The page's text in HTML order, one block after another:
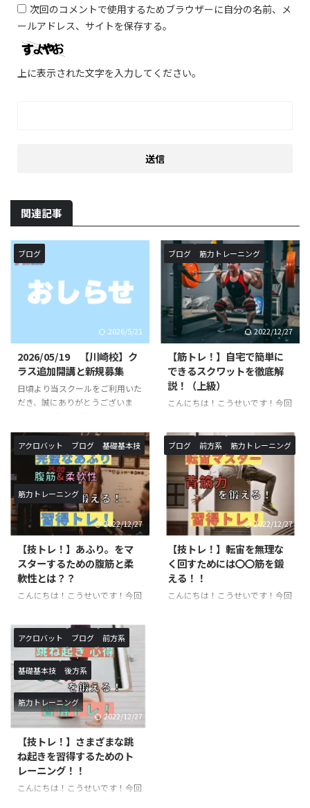
次回のコメントで使用するためブラウザーに自分の名前、メ
ールアドレス、サイトを保存する。
上に表示された文字を入力してください。
関連記事
ブログ
2026/5/21
2026/05/19 【川崎校】ク
ラス追加開講と新規募集
日頃より当スクールをご利用いた
だき、誠にありがとうございま
追加が決定いたしました。 《対
象校》◯SHOWBUZZ川崎校 毎
週 月曜日、火曜日〈新規追加ク
ラス〉バク転バク宙集中クラス
※小学生以上対象開講日（開講時
間）：月曜日（１６：１０〜１
７：２０）月額受講料 ￥９，９
００−バク転バク宙集中クラス
間）：火曜日（１６：１０〜１
７：２０）月額受講料 ￥９，９
００−アクロバットクラス ※小
学生以上対象開講日（開講時
８：５０ ...
ブログ 筋力トレーニング
2022/12/27
【筋トレ！】自宅で簡単に
できるスクワットを徹底解
説！（上級）
こんにちは！こうせいです！今回
です。以前ご紹介したスクワット
トレーニング中級の続編です！ス
クワットの名前を聞いたことや、
実際に行った事がある方も多いと
思います。本記事では、スクワッ
トにおける意識・正しい方法・上
級程度のレパートリーをご紹介し
ていきます！ スクワットと
と、上半身を垂直に伸ばしたまま
行う膝の屈伸運動です。一日に数
えきれないほど椅子に座ったり・
立ったりを行なっていますが、こ
アクロバット ブログ 基礎基本技
筋力トレーニング
2022/12/27
【技トレ！】あふり。をマ
スターするための腹筋と柔
軟性とは？？
こんにちは！こうせいです！今回
けの記事になります。あふりは、
基本技を行うにあたって必要な体
の使い方になります。ロンダート
やバク転などを行う際に必須にな
るので、習得したい方や技の熟練
度を上げたい方は必見の記事にな
ります！ あふりとは？？ あふり
は聞き慣れないワードだと思いま
やロンダートを行う際によく使わ
れます。身体をバネのようにして
着手した手の方向に足を入れ込む
動作のことを言います。ジャンプ
ブログ 前方系 筋力トレーニング
2022/12/27
【技トレ！】転宙を無理な
く回すためには〇〇筋を鍛
える！！
こんにちは！こうせいです！今回
アクロバット ブログ 前方系
基礎基本技 後方系
筋力トレーニング
2022/12/27
【技トレ！】さまざまな跳
ね起きを習得するためのト
レーニング！！
こんにちは！こうせいです！今回